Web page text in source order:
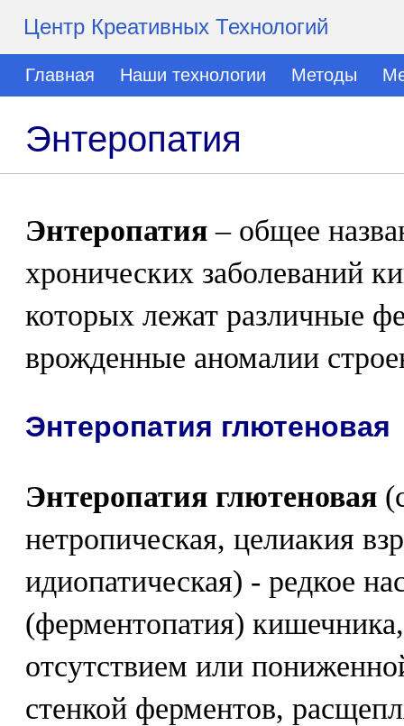
Центр Креативных Технологий
Главная Наши технологии Методы
Энтеропатия
Энтеропатия – общее
хронических заболеваний
которых лежат различные
врожденные аномалии
Энтеропатия глютеновая
Энтеропатия глютеновая
нетропическая, целиакия
идиопатическая) - редкое
(ферментопатия)
отсутствием или
стенкой ферментов,